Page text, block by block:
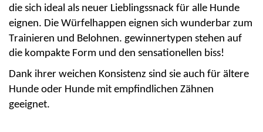
die sich ideal als neuer Lieblingssnack für alle Hunde
eignen. Die Würfelhappen eignen sich wunderbar zum
Trainieren und Belohnen. gewinnertypen stehen auf
die kompakte Form und den sensationellen biss!
Dank ihrer weichen Konsistenz sind sie auch für ältere
Hunde oder Hunde mit empfindlichen Zähnen
geeignet.